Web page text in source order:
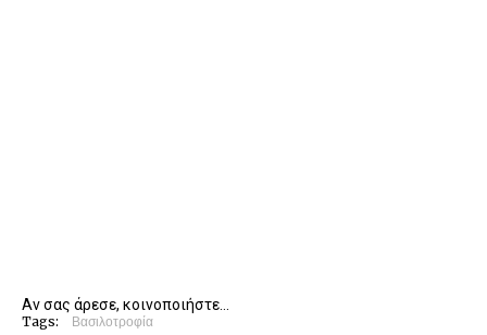
Αν σας άρεσε, κοινοποιήστε...
Tags: Βασιλοτροφία